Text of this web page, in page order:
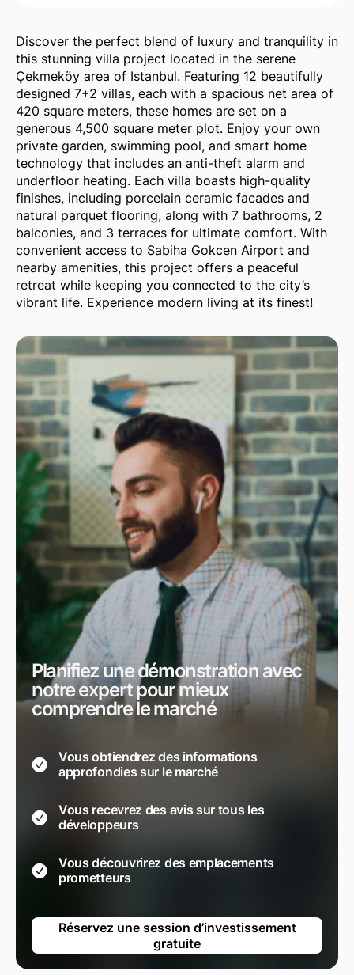
Discover the perfect blend of luxury and tranquility in
this stunning villa project located in the serene
Çekmeköy area of Istanbul. Featuring 12 beautifully
designed 7+2 villas, each with a spacious net area of
420 square meters, these homes are set on a
generous 4,500 square meter plot. Enjoy your own
private garden, swimming pool, and smart home
technology that includes an anti-theft alarm and
underfloor heating. Each villa boasts high-quality
finishes, including porcelain ceramic facades and
natural parquet flooring, along with 7 bathrooms, 2
balconies, and 3 terraces for ultimate comfort. With
convenient access to Sabiha Gokcen Airport and
nearby amenities, this project offers a peaceful
retreat while keeping you connected to the city’s
vibrant life. Experience modern living at its finest!
Planifiez une démonstration avec
notre expert pour mieux
comprendre le marché
Vous obtiendrez des informations
approfondies sur le marché
Vous recevrez des avis sur tous les
développeurs
Vous découvrirez des emplacements
prometteurs
Réservez une session d’investissement
gratuite